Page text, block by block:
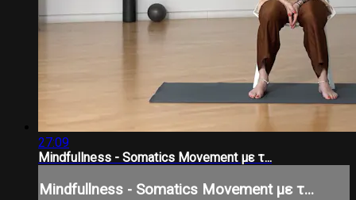
27:09
Mindfullness - Somatics Movement με τ...
Mindfullness - Somatics Movement με τ...